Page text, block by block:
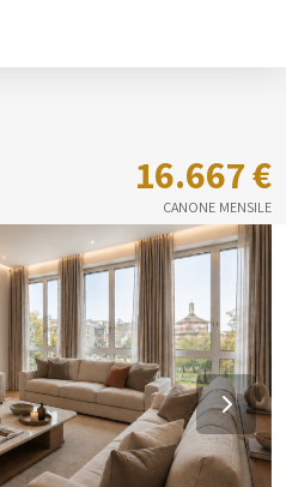
16.667 €
CANONE MENSILE